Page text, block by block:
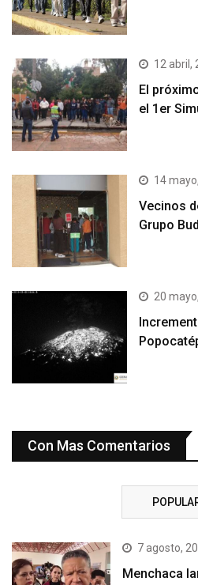
12 abril,
El
el 1er
14
Vecinos
Grupo
20
Con Mas Comentarios
7 agosto,
Menchaca